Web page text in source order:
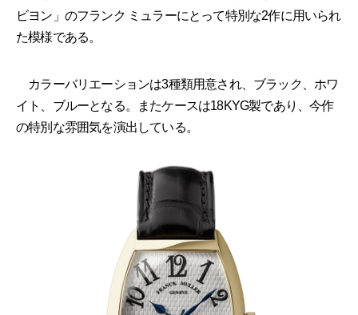
ビヨン」のフランク ミュラーにとって特別な2作に用いられ
た模様である。
カラーバリエーションは3種類用意され、ブラック、ホワ
イト、ブルーとなる。またケースは18KYG製であり、今作
の特別な雰囲気を演出している。